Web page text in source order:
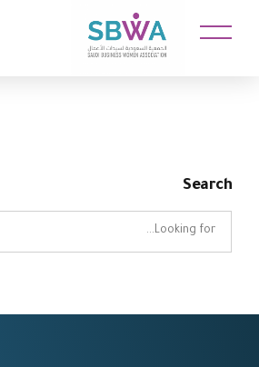
Search